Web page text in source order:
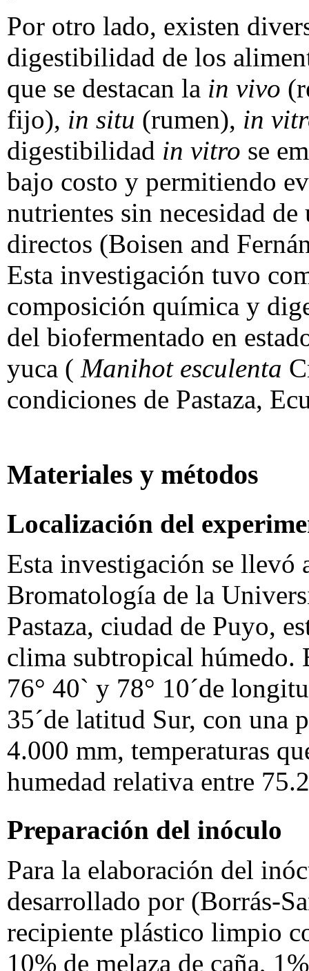
Por otro lado, existen
digestibilidad de los
que se destacan la in vivo
fijo), in situ (rumen), in
digestibilidad in vitro se
bajo costo y permitiendo
nutrientes sin necesidad
directos (Boisen and
Esta investigación tuvo
composición química y
del biofermentado en
yuca ( Manihot esculenta
condiciones de Pastaza,
Materiales y métodos
Localización del
Esta investigación se llevó
Bromatología de la
Pastaza, ciudad de Puyo,
clima subtropical húmedo.
76° 40` y 78° 10´de
35´de latitud Sur, con una
4.000 mm, temperaturas
humedad relativa entre
Preparación del inóculo
Para la elaboración del
desarrollado por (Borrás-
recipiente plástico limpio
10% de melaza de caña,